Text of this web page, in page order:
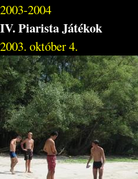
2003-2004
IV. Piarista Játékok
2003. október 4.